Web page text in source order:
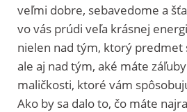
veľmi dobre, sebavedome a
vo vás prúdi veľa krásnej
nielen nad tým, ktorý predmet
ale aj nad tým, aké máte
maličkosti, ktoré vám
Ako by sa dalo to, čo máte